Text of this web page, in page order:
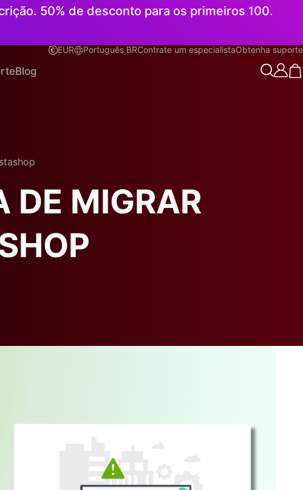
50% de desconto para os primeiros 100.
EUR Português BR
Português BR Contrate um especialistaObtenha suporte
Blog
DE MIGRAR